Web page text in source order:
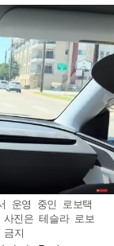
운영 중인 로보택
진은 테슬라 로보
지